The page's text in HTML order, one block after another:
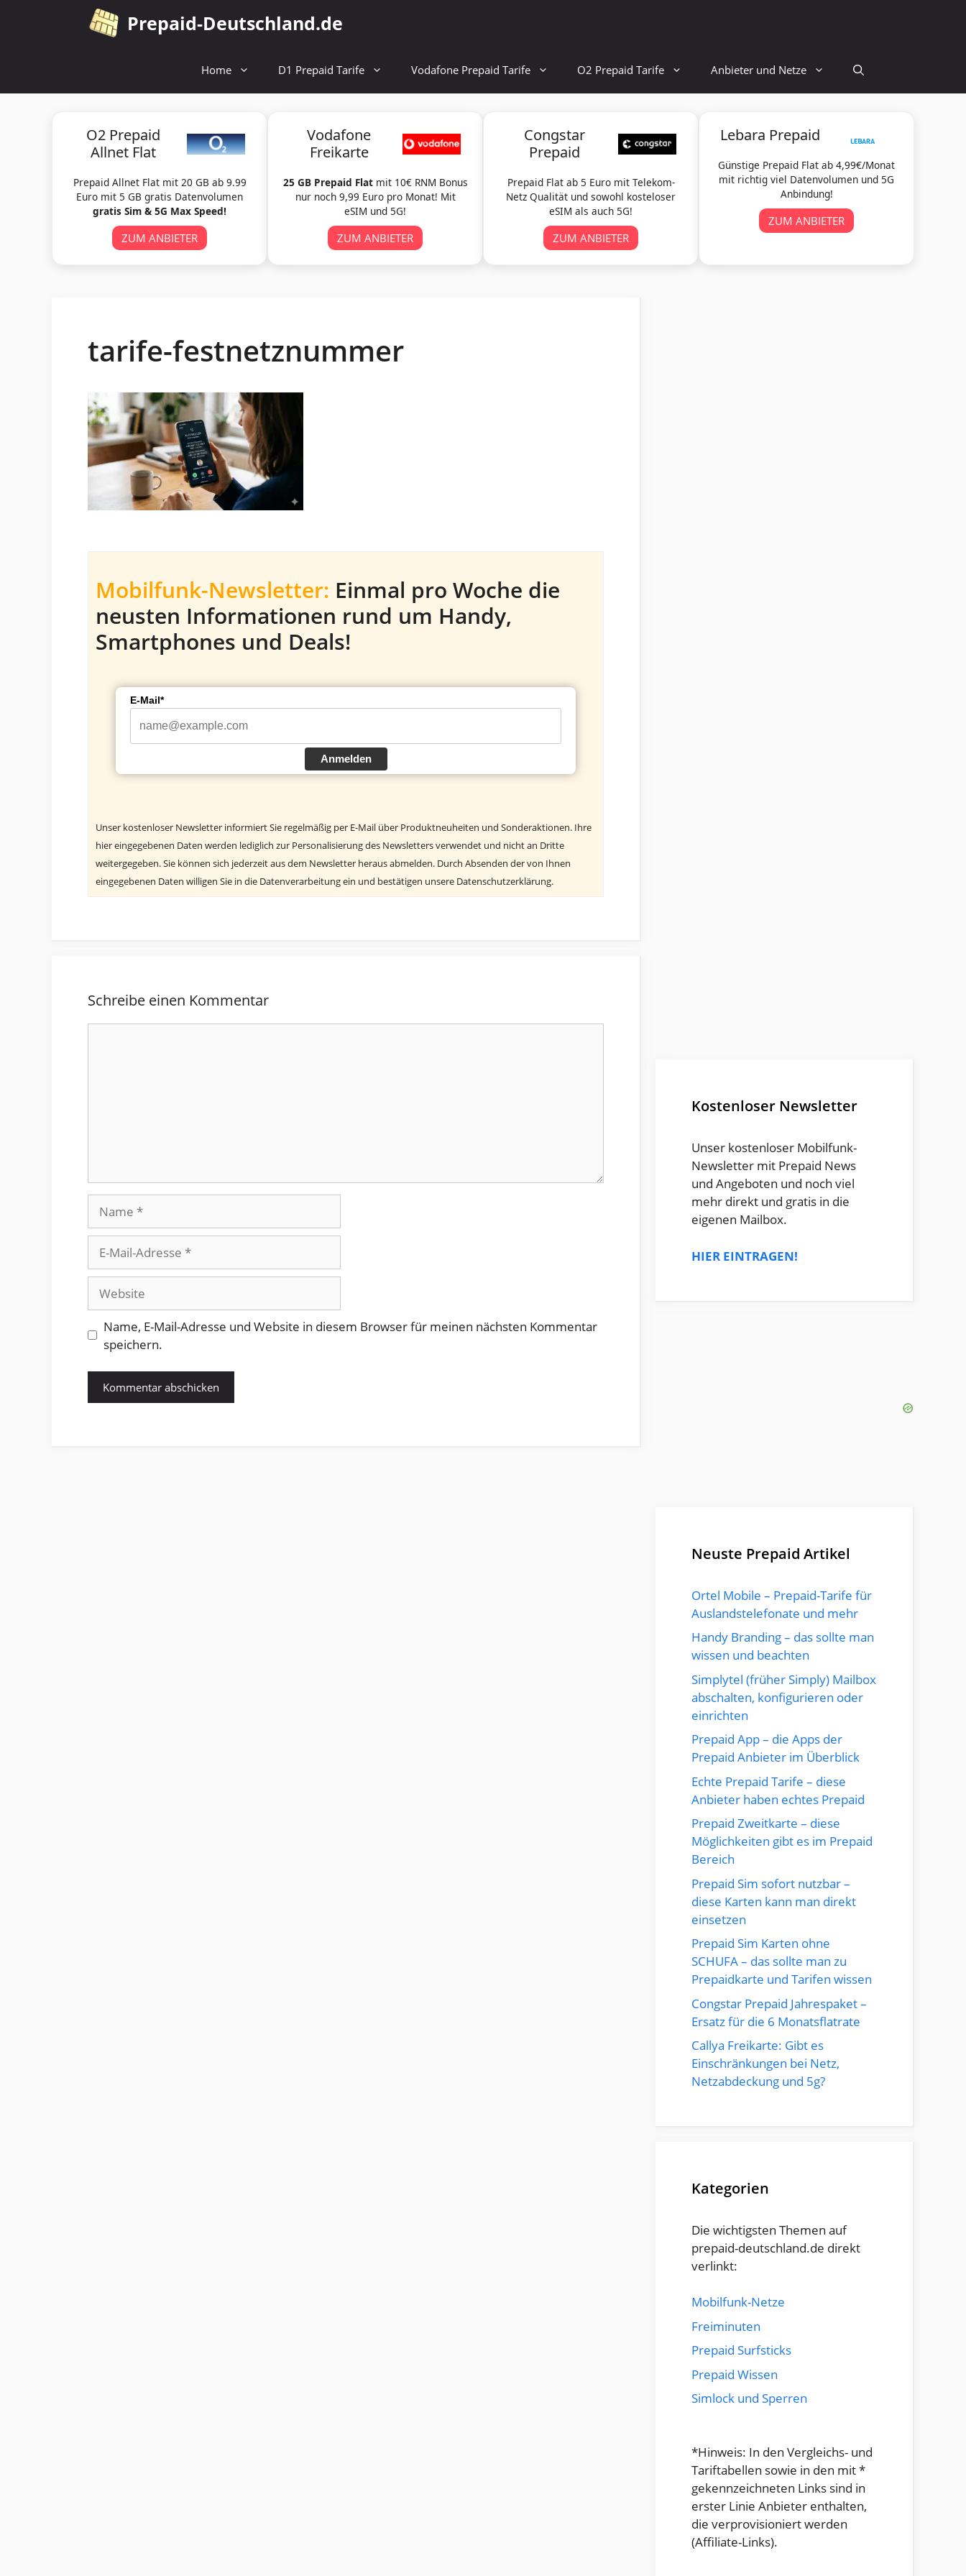
Prepaid-Deutschland.de
Home D1 Prepaid Tarife Vodafone Prepaid Tarife O2 Prepaid Tarife Anbieter und Netze
O2 Prepaid
Allnet Flat
Prepaid Allnet Flat mit 20 GB ab 9.99
Euro mit 5 GB gratis Datenvolumen
gratis Sim & 5G Max Speed!
ZUM ANBIETER
Vodafone
Freikarte
25 GB Prepaid Flatmit 10€ RNM Bonus
nur noch 9,99 Euro pro Monat! Mit
eSIM und 5G!
ZUM ANBIETER
Congstar
Prepaid
Prepaid Flat ab 5 Euro mit Telekom-
Netz Qualität und sowohl kosteloser
eSIM als auch 5G!
ZUM ANBIETER
Lebara Prepaid
Günstige Prepaid Flat ab 4,99€/Monat
mit richtig viel Datenvolumen und 5G
Anbindung!
ZUM ANBIETER
tarife-festnetznummer
Mobilfunk-Newsletter: Einmal pro Woche die
neusten Informationen rund um Handy,
Smartphones und Deals!
E-Mail*
Anmelden
Unser kostenloser Newsletter informiert Sie regelmäßig per E-Mail über Produktneuheiten und Sonderaktionen. Ihre
hier eingegebenen Daten werden lediglich zur Personalisierung des Newsletters verwendet und nicht an Dritte
weitergegeben. Sie können sich jederzeit aus dem Newsletter heraus abmelden. Durch Absenden der von Ihnen
eingegebenen Daten willigen Sie in die Datenverarbeitung ein und bestätigen unsere Datenschutzerklärung.
Schreibe einen Kommentar
Mail-
Adresse
Name, E-Mail-Adresse und Website in diesem Browser für meinen nächsten Kommentar
speichern.
Kostenloser Newsletter
Unser kostenloser Mobilfunk-
Newsletter mit Prepaid News
und Angeboten und noch viel
mehr direkt und gratis in die
eigenen Mailbox.
HIER EINTRAGEN!
Neuste Prepaid Artikel
Ortel Mobile – Prepaid-Tarife für
Auslandstelefonate und mehr
Handy Branding – das sollte man
wissen und beachten
Simplytel (früher Simply) Mailbox
abschalten, konfigurieren oder
einrichten
Prepaid App – die Apps der
Prepaid Anbieter im Überblick
Echte Prepaid Tarife – diese
Anbieter haben echtes Prepaid
Prepaid Zweitkarte – diese
Möglichkeiten gibt es im Prepaid
Bereich
Prepaid Sim sofort nutzbar –
diese Karten kann man direkt
einsetzen
Prepaid Sim Karten ohne
SCHUFA – das sollte man zu
Prepaidkarte und Tarifen wissen
Congstar Prepaid Jahrespaket –
Ersatz für die 6 Monatsflatrate
Callya Freikarte: Gibt es
Einschränkungen bei Netz,
Netzabdeckung und 5g?
Kategorien
Die wichtigsten Themen auf
prepaid-deutschland.de direkt
verlinkt:
Mobilfunk-Netze
Freiminuten
Prepaid Surfsticks
Prepaid Wissen
Simlock und Sperren
*Hinweis: In den Vergleichs- und
Tariftabellen sowie in den mit *
gekennzeichneten Links sind in
erster Linie Anbieter enthalten,
die verprovisioniert werden
(Affiliate-Links).